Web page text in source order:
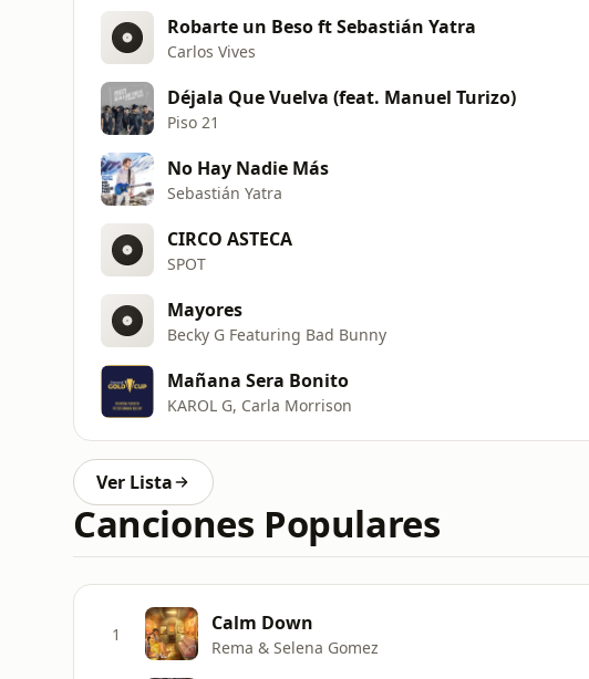
Robarte un Beso ft Sebastián Yatra
Carlos Vives
Déjala Que Vuelva (feat. Manuel Turizo)
Piso 21
No Hay Nadie Más
Sebastián Yatra
CIRCO ASTECA
SPOT
Mayores
Becky G Featuring Bad Bunny
Mañana Sera Bonito
KAROL G, Carla Morrison
Ver Lista
Canciones Populares
1 Calm Down
Rema & Selena Gomez